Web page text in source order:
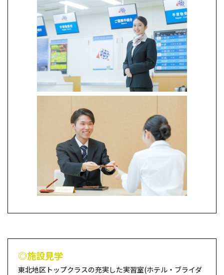
◎施設見学
東北地区トップクラスの充実した実習室(ホテル・ブライダ